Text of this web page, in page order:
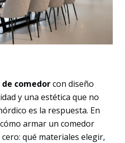
de comedorcon diseño
y una estética que no
es la respuesta. En
armar un comedor
qué materiales elegir,